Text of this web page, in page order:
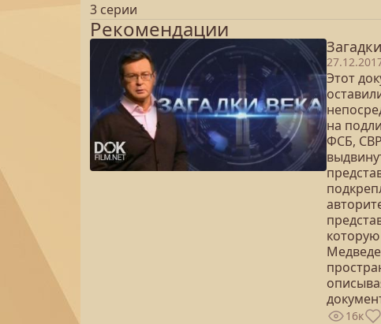
3 серии
Рекомендации
Этот
на
ФСБ,
16к